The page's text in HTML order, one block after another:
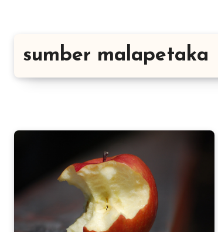
sumber malapetaka